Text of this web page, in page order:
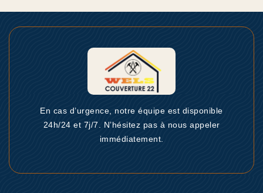
En cas d’urgence, notre équipe est disponible
24h/24 et 7j/7. N’hésitez pas à nous appeler
immédiatement.